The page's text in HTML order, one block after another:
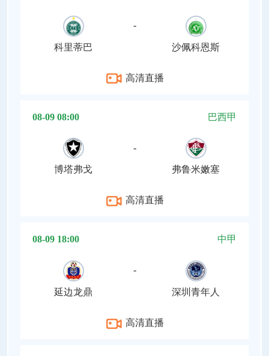
科里蒂巴
-
沙佩科恩斯
高清直播
08-09 08:00 巴西甲
博塔弗戈
-
弗鲁米嫩塞
高清直播
08-09 18:00 中甲
延边龙鼎
-
深圳青年人
高清直播